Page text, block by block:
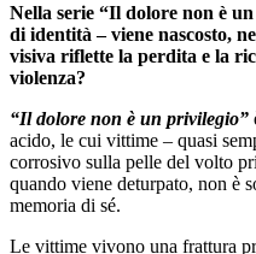
Nella serie “Il dolore non è
di identità – viene nascosto,
visiva riflette la perdita e la
violenza?
“Il dolore non è un privilegio”
acido, le cui vittime – quasi
corrosivo sulla pelle del volto
quando viene deturpato, non è
memoria di sé.
Le vittime vivono una frattura